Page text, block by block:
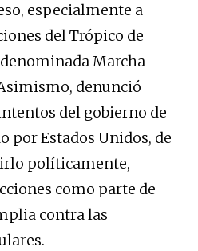
especialmente a
del Trópico de
Marcha
denunció
del gobierno de
por Estados Unidos, de
políticamente,
como parte de
contra las